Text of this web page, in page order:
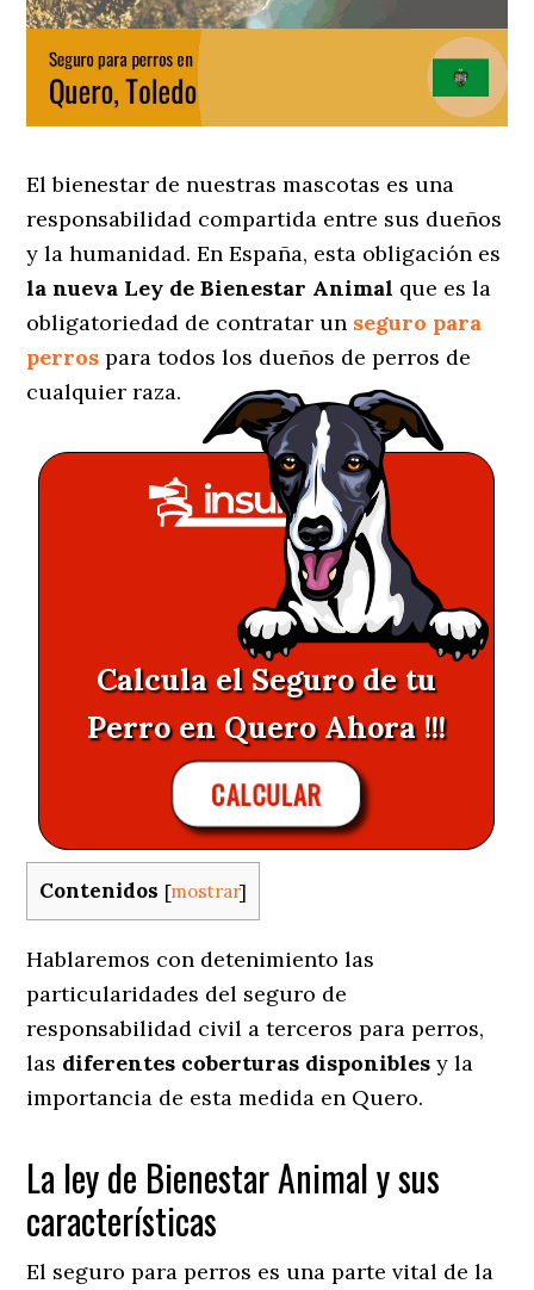
El bienestar de nuestras mascotas es una
responsabilidad compartida entre sus dueños
y la humanidad. En España, esta obligación es
la nueva Ley de Bienestar Animal que es la
obligatoriedad de contratar un seguro para
perros para todos los dueños de perros de
cualquier raza.
Calcula el Seguro de tu
Perro en Quero Ahora !!!
CALCULAR
Contenidos [mostrar]
Hablaremos con detenimiento las
particularidades del seguro de
responsabilidad civil a terceros para perros,
las diferentes coberturas disponibles y la
importancia de esta medida en Quero.
La ley de Bienestar Animal y sus
características
El seguro para perros es una parte vital de la